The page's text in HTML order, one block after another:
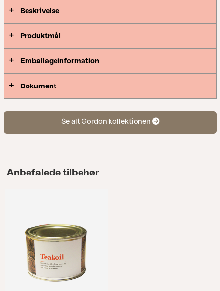
tilbage i en mere afslappet stilling. Generøse
Beskrivelse
Produktmål
Emballageinformation
Dokument
Se alt Gordon kollektionen
Anbefalede tilbehør